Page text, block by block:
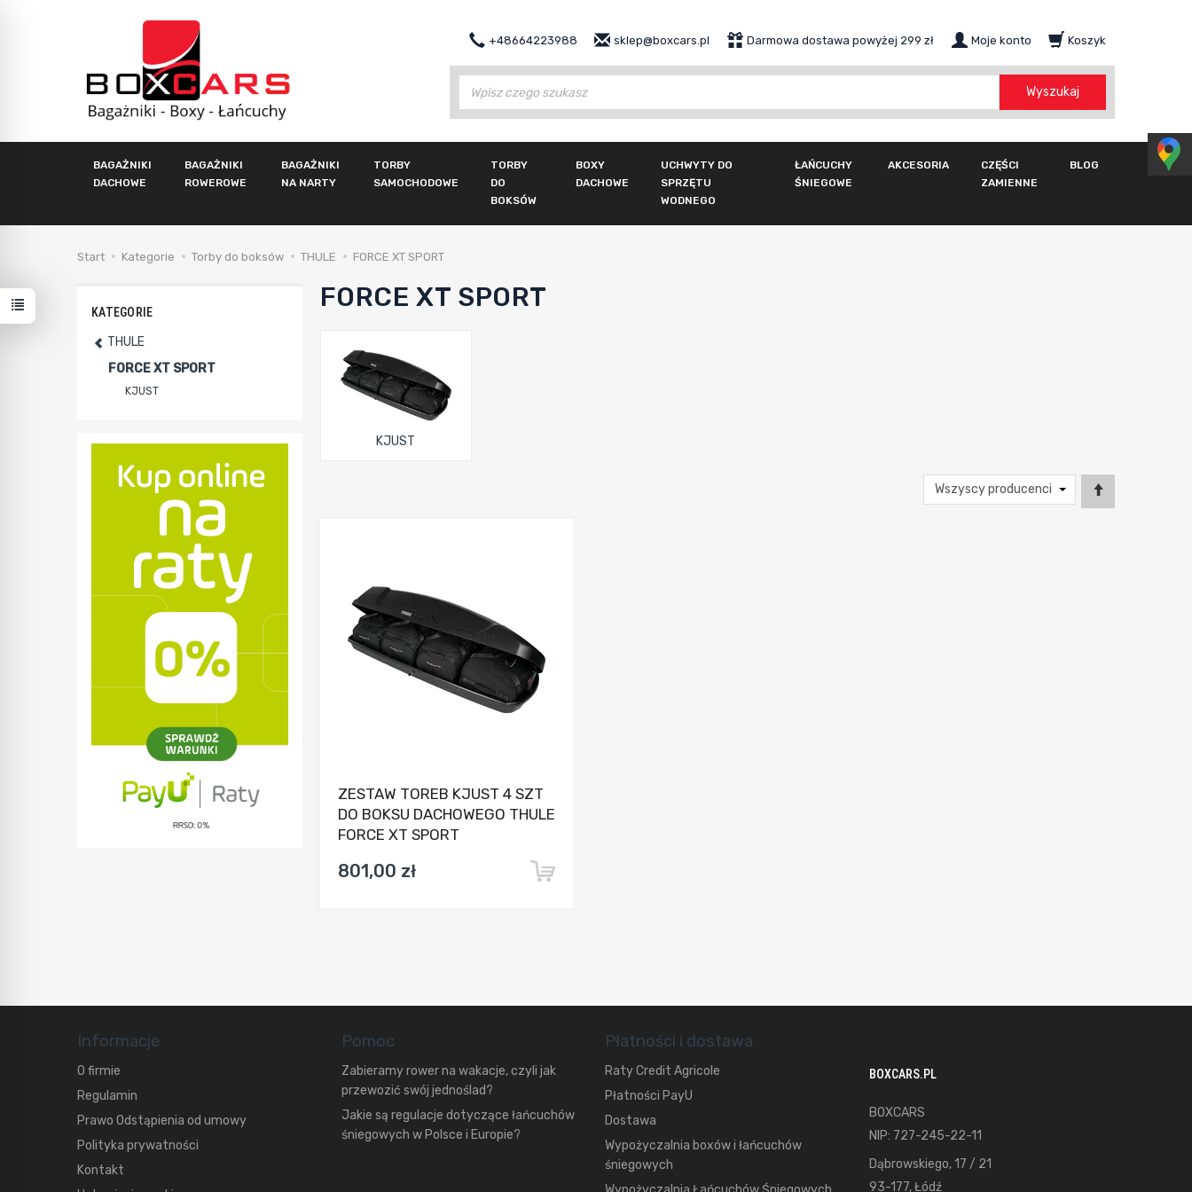
+48664223988 Darmowa dostawa powyżej 299 zł
sklep@boxcars.pl Moje konto Koszyk
Wyszukaj
BAGAŻNIKI
DACHOWE
BAGAŻNIKI
ROWEROWE
BAGAŻNIKI
NA NARTY
TORBY
SAMOCHODOWE
TORBY
DO
BOKSÓW
BOXY
DACHOWE
UCHWYTY DO
SPRZĘTU
WODNEGO
ŁAŃCUCHY
ŚNIEGOWE
AKCESORIA
CZĘŚCI
ZAMIENNE
BLOG
Start Kategorie Torby do boksów THULE FORCE XT SPORT
FORCE XT SPORT
KJUST
ZESTAW TOREB KJUST 4 SZT
DO BOKSU DACHOWEGO THULE
FORCE XT SPORT
801,00 zł
KATEGORIE
THULE
FORCE XT SPORT
KJUST
Informacje
O firmie
Regulamin
Prawo Odstąpienia od umowy
Polityka prywatności
Kontakt
Pomoc
Zabieramy rower na wakacje, czyli jak
przewozić swój jednoślad?
Jakie są regulacje dotyczące łańcuchów
śniegowych w Polsce i Europie?
Płatności i dostawa
Raty Credit Agricole
Płatności PayU
Dostawa
Wypożyczalnia boxów i łańcuchów
śniegowych
BOXCARS.PL
BOXCARS
NIP: 727-245-22-11
Dąbrowskiego, 17 / 21
93-177, Łódź